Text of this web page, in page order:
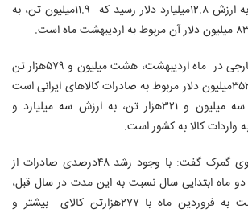
۲۲.۲میلیون تن کالا و به ارزش ۱۲.۸میلیارد دلار رسید که ۱۱.۹میلیون تن، به
از این میزان تجارت خارجی در ماه اردیبهشت، هشت میلیون و ۵۷۹هزار تن
به ارزش سه میلیارد و ۳۵۲میلیون دلار مربوط به صادرات کالاهای ایرانی است
و مابقی آن به وزن سه میلیون و ۳۲۱هزار تن، به ارزش سه میلیارد و
در این خصوص سخنگوی گمرک گفت: با وجود رشد ۴۸درصدی صادرات از
ماه ابتدایی سال نسبت به این مدت در سال قبل،
در اردیبهشت ماه نسبت به فروردین ماه با ۲۷۷هزارتن کالای بیشتر و